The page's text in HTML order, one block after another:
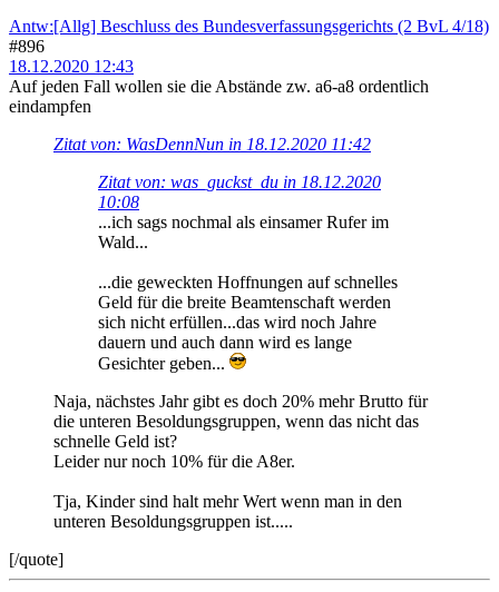
Antw:[Allg] Beschluss des Bundesverfassungsgerichts (2 BvL 4/18)
#896
18.12.2020 12:43
Auf jeden Fall wollen sie die Abstände zw. a6-a8 ordentlich
eindampfen
Zitat von: WasDennNun in 18.12.2020 11:42
Zitat von: was_guckst_du in 18.12.2020
10:08
...ich sags nochmal als einsamer Rufer im
Wald...
...die geweckten Hoffnungen auf schnelles
Geld für die breite Beamtenschaft werden
sich nicht erfüllen...das wird noch Jahre
dauern und auch dann wird es lange
Gesichter geben...
Naja, nächstes Jahr gibt es doch 20% mehr Brutto für
die unteren Besoldungsgruppen, wenn das nicht das
schnelle Geld ist?
Leider nur noch 10% für die A8er.
Tja, Kinder sind halt mehr Wert wenn man in den
unteren Besoldungsgruppen ist.....
[/quote]